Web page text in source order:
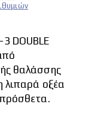
DOUBLE
θαλάσσης
λιπαρά οξέα